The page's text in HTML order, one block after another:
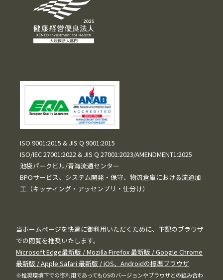
ISO 9001:2015 & JIS Q 9001:2015
ISO/IEC 27001:2022 & JIS Q 27001:2023/AMENDMENT1:2025
池袋パークビル/青海流通センター
BPOサービス、システム開発・保守、物流倉庫における流通加
工（キッティング・アッセンブリ・仕分け）
当ホームページを快適に御利用いただくために、下記のブラウザ
での閲覧を推奨いたします。
Microsoft Edge最新版 / Mozilla Firefox 最新版 / Google Chrome
最新版 / Apple Safari 最新版 / iOS、Androidの標準ブラウザ
※推奨環境下での御利用であってもOSのバージョンやブラウザとの組み合わ